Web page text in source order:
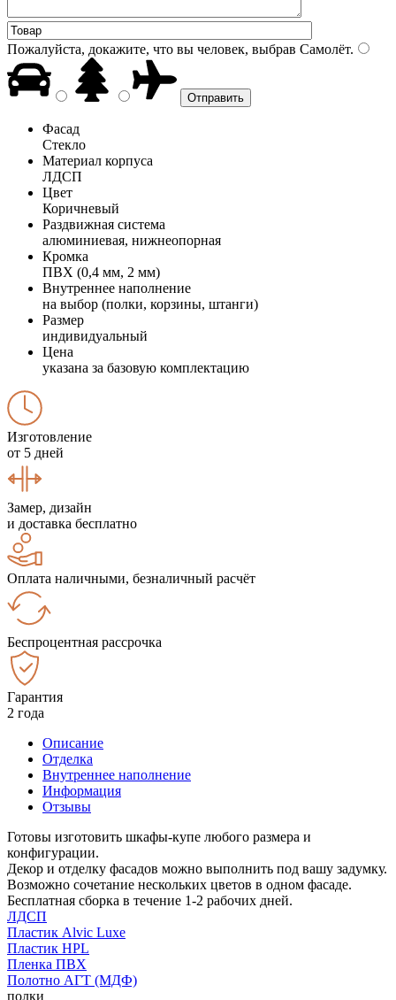
Пожалуйста, докажите, что вы человек, выбрав Самолёт.
Фасад
Стекло
Материал корпуса
ЛДСП
Цвет
Коричневый
Раздвижная система
алюминиевая, нижнеопорная
Кромка
ПВХ (0,4 мм, 2 мм)
Внутреннее наполнение
на выбор (полки, корзины, штанги)
Размер
индивидуальный
Цена
указана за базовую комплектацию
Изготовление
от 5 дней
Замер, дизайн
и доставка бесплатно
Оплата наличными, безналичный расчёт
Беспроцентная рассрочка
Гарантия
2 года
Описание
Отделка
Внутреннее наполнение
Информация
Отзывы
Готовы изготовить шкафы-купе любого размера и
конфигурации.
Декор и отделку фасадов можно выполнить под вашу задумку.
Возможно сочетание нескольких цветов в одном фасаде.
Бесплатная сборка в течение 1-2 рабочих дней.
ЛДСП
Пластик Alvic Luxe
Пластик HPL
Пленка ПВХ
Полотно АГТ (МДФ)
полки